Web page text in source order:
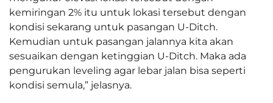
kemiringan 2% itu untuk lokasi tersebut dengan
kondisi sekarang untuk pasangan U-Ditch.
Kemudian untuk pasangan jalannya kita akan
sesuaikan dengan ketinggian U-Ditch. Maka ada
pengurukan leveling agar lebar jalan bisa seperti
kondisi semula,” jelasnya.